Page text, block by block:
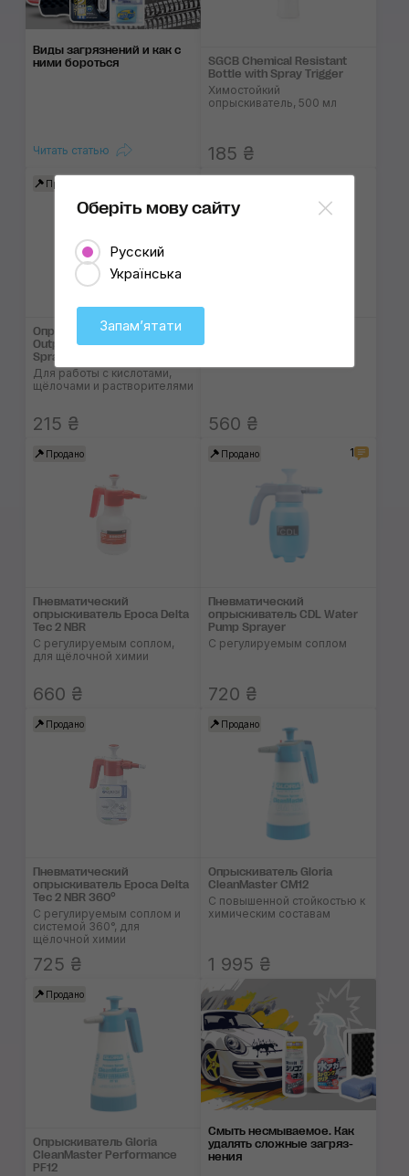
Виды загрязнений и как с
ними бороться
Читать статью
SGCB Chemical Resistant
Bottle with Spray Trigger
Химостойкий
опрыскиватель, 500 мл
185 ₴
Продано
Опрыскиватель SGCB High
Output Chemical Resistant
Sprayer With Bottle
Для работы с кислотами,
щёлочами и растворителями
215 ₴ 560 ₴
Продано
Пневматический
опрыскиватель Epoca Delta
Tec 2 NBR
С регулируемым соплом,
для щёлочной химии
660 ₴
Продано 1
Пневматический
опрыскиватель CDL Water
Pump Sprayer
С регулируемым соплом
720 ₴
Продано
Пневматический
опрыскиватель Epoca Delta
Tec 2 NBR 360°
C регулируемым соплом и
системой 360°, для
щёлочной химии
725 ₴
Продано
Опрыскиватель Gloria
CleanMaster CM12
С повышенной стойкостью к
химическим составам
1 995 ₴
Продано
Опрыскиватель Gloria
CleanMaster Performance
PF12
Смыть несмываемое. Как
уда­лять слож­ные заг­ряз­
нения
Оберіть мову сайту
Русский
Українська
Запамʼятати